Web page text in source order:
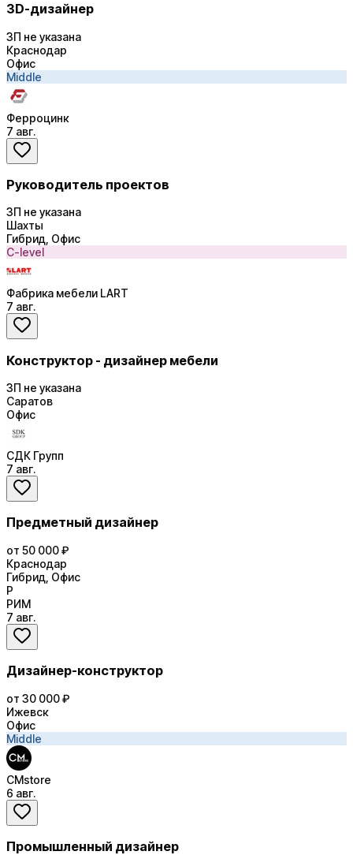
3D-дизайнер
ЗП не указана
Краснодар
Офис
Middle
Ферроцинк
7 авг.
Руководитель проектов
ЗП не указана
Шахты
Гибрид, Офис
C-level
Фабрика мебели LART
7 авг.
Конструктор - дизайнер мебели
ЗП не указана
Саратов
Офис
СДК Групп
7 авг.
Предметный дизайнер
от 50 000 ₽
Краснодар
Гибрид, Офис
Р
РИМ
7 авг.
Дизайнер-конструктор
от 30 000 ₽
Ижевск
Офис
Middle
CMstore
6 авг.
Промышленный дизайнер